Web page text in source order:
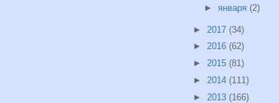
► января (2)
► 2017 (34)
► 2016 (62)
► 2015 (81)
► 2014 (111)
► 2013 (166)